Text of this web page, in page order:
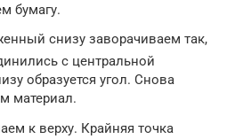
бумагу.
снизу заворачиваем так,
с центральной
образуется угол. Снова
материал.
к верху. Крайняя точка